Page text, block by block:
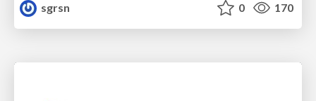
sgrsn
0 170